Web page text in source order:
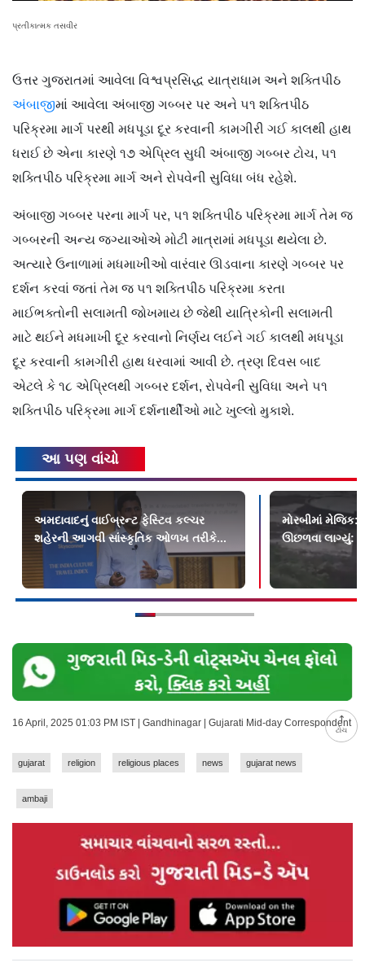
ટોચ
પ્રતીકાત્મક તસવીર
ઉત્તર ગુજરાતમાં આવેલા વિશ્વપ્રસિદ્ધ યાત્રાધામ અને શક્તિપીઠ
અંબાજીમાં આવેલા અંબાજી ગબ્બર પર અને ૫૧ શક્તિપીઠ
પરિક્રમા માર્ગ પરથી મધપૂડા દૂર કરવાની કામગીરી ગઈ કાલથી હાથ
ધરાઈ છે એના કારણે ૧૭ એપ્રિલ સુધી અંબાજી ગબ્બર ટોચ, ૫૧
શક્તિપીઠ પરિક્રમા માર્ગ અને રોપવેની સુવિધા બંધ રહેશે.
અંબાજી ગબ્બર પરના માર્ગ પર, ૫૧ શક્તિપીઠ પરિક્રમા માર્ગ તેમ જ
ગબ્બરની અન્ય જગ્યાઓએ મોટી માત્રામાં મધપૂડા થયેલા છે.
અત્યારે ઉનાળામાં મધમાખીઓ વારંવાર ઊડવાના કારણે ગબ્બર પર
દર્શન કરવાં જતાં તેમ જ ૫૧ શક્તિપીઠ પરિક્રમા કરતા
માઈભક્તોની સલામતી જોખમાય છે જેથી યાત્રિકોની સલામતી
માટે થઈને મધમાખી દૂર કરવાનો નિર્ણય લઈને ગઈ કાલથી મધપૂડા
દૂર કરવાની કામગીરી હાથ ધરવામાં આવી છે. ત્રણ દિવસ બાદ
એટલે કે ૧૮ એપ્રિલથી ગબ્બર દર્શન, રોપવેની સુવિધા અને ૫૧
શક્તિપીઠ પરિક્રમા માર્ગ દર્શનાર્થીઓ માટે ખુલ્લો મુકાશે.
આ પણ વાંચો
અમદાવાદનું વાઈબ્રન્ટ ફેસ્ટિવ કલ્ચર
શહેરની આગવી સાંસ્કૃતિક ઓળખ તરીકે...
મોરબીમાં મેજિક:
ઊછળવા લાગ્યું:
16 April, 2025 01:03 PM IST | Gandhinagar | Gujarati Mid-day Correspondent
gujarat religion religious places news gujarat news
ambaji